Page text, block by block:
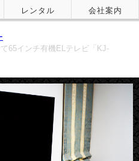
レンタル 会社案内
65インチ有機ELテレビ「KJ-